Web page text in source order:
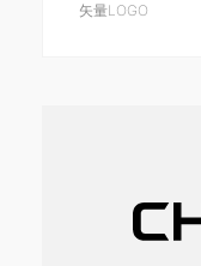
矢量LOGO